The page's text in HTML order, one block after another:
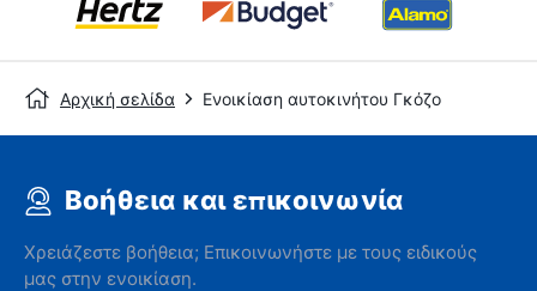
Αρχική σελίδα Ενοικίαση αυτοκινήτου Γκόζο
Βοήθεια και επικοινωνία
Χρειάζεστε βοήθεια; Επικοινωνήστε με τους ειδικούς
μας στην ενοικίαση.